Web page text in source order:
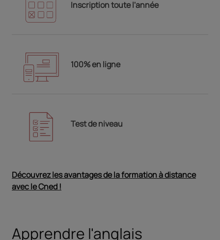
Inscription toute l'année
100% en ligne
Test de niveau
Découvrez les avantages de la formation à distance
avec le Cned !
Apprendre l'anglais